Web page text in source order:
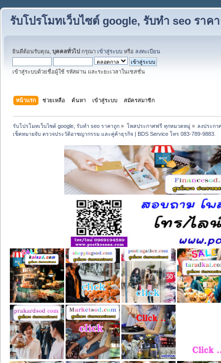
รับโปรโมทเว็บไซต์ google, รับทำ seo ราค
ยินดีต้อนรับคุณ, บุคคลทั่วไป กรุณา เข้าสู่ระบบ หรือ ลงทะเบียน
เข้าสู่ระบบด้วยชื่อผู้ใช้ รหัสผ่าน และระยะเวลาในเซสชั่น
หน้าแรก ช่วยเหลือ ค้นหา เข้าสู่ระบบ สมัครสมาชิก
รับโปรโมทเว็บไซต์ google, รับทำ seo ราคาถูก » โพสประกาศฟรี ทุกหมวดหมู่» ลงประกา
เช็คหมายจับ ตรวจประวัติอาชญากรรม และคู่ค้าธุรกิจ | BDS Service โทร 083-789-9883.